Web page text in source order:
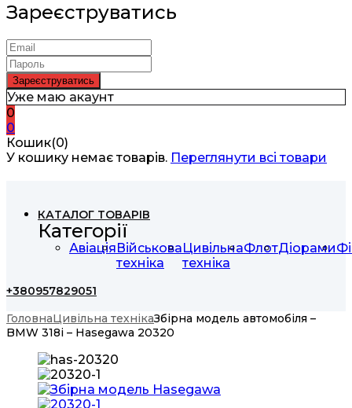
Зареєструватись
Уже маю акаунт
0
0
Кошик(0)
У кошику немає товарів. Переглянути всі товари
КАТАЛОГ ТОВАРІВ
Категорії
АвіаціяВійськова
техніка
Цивільна
техніка
ФлотДіорами
+380957829051
ГоловнаЦивільна технікаЗбірна модель автомобіля –
BMW 318i – Hasegawa 20320